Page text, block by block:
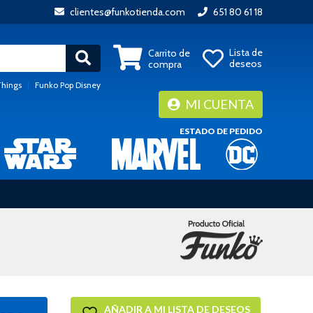
clientes@funkotienda.com 651 80 61 18
| Funko Pop Disney
Carrito de
compra
Lista de
deseos
MI CUENTA
ESTADO DE PEDIDO
AÑADIR A MI LISTA DE DESEOS